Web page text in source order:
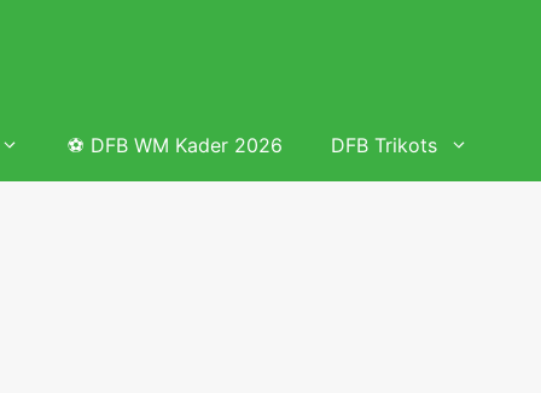
⚽ DFB WM Kader 2026 DFB Trikots